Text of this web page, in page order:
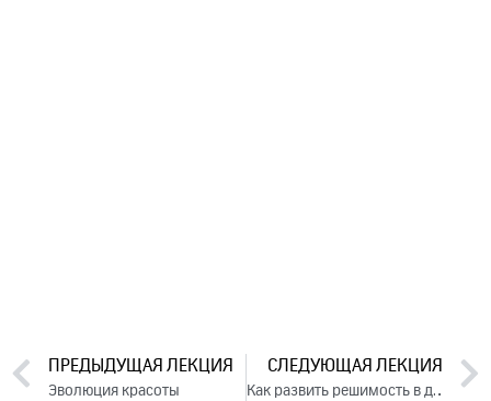
ПРЕДЫДУЩАЯ ЛЕКЦИЯ
Эволюция красоты
СЛЕДУЮЩАЯ ЛЕКЦИЯ
Как развить решимость в достижении цели (2020)